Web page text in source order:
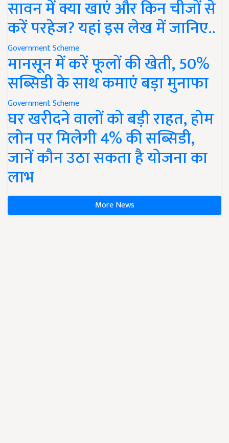
सावन में क्या खाएं और किन चीजों से
करें परहेज? यहां इस लेख में जानिए..
Government Scheme
मानसून में करें फूलों की खेती, 50%
सब्सिडी के साथ कमाएं बड़ा मुनाफा
Government Scheme
घर खरीदने वालों को बड़ी राहत, होम
लोन पर मिलेगी 4% की सब्सिडी,
जानें कौन उठा सकता है योजना का
लाभ
More News